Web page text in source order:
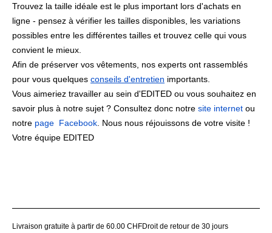
Trouvez la taille idéale est le plus important lors d'achats en
ligne - pensez à vérifier les tailles disponibles, les variations
possibles entre les différentes tailles et trouvez celle qui vous
convient le mieux.
Afin de préserver vos vêtements, nos experts ont rassemblés
pour vous quelques conseils d'entretien importants.
Vous aimeriez travailler au sein d'EDITED ou vous souhaitez en
savoir plus à notre sujet ? Consultez donc notre site internet ou
notre page Facebook . Nous nous réjouissons de votre visite !
Votre équipe EDITED
Livraison gratuite à partir de 60.00 CHFDroit de retour de 30 jours